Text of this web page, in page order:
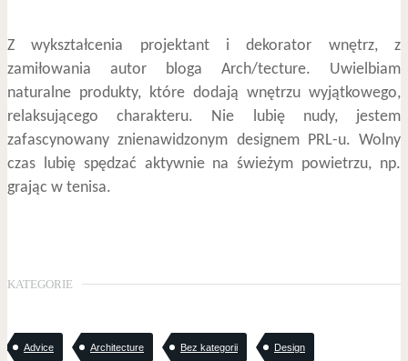
Z wykształcenia projektant i dekorator wnętrz, z
zamiłowania autor bloga Arch/tecture. Uwielbiam
naturalne produkty, które dodają wnętrzu wyjątkowego,
relaksującego charakteru. Nie lubię nudy, jestem
zafascynowany znienawidzonym designem PRL-u. Wolny
czas lubię spędzać aktywnie na świeżym powietrzu, np.
grając w tenisa.
KATEGORIE
Advice Architecture Bez kategorii Design